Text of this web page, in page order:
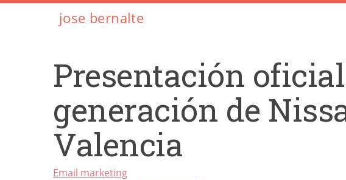
jose bernalte
Presentación
generación de
Valencia
Email marketing